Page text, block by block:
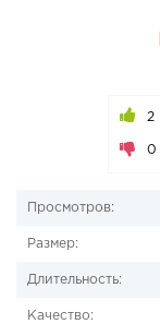
2
0
Просмотров:
Размер:
Длительность:
Качество: